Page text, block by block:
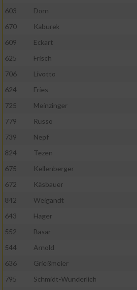
603
Dorn
670
Kaburek
609
Eckart
625
Frisch
706
Livotto
624
Fries
725
Meinzinger
779
Russo
739
Nepf
824
Tezen
675
Kellenberger
672
Käsbauer
842
Weigandt
643
Hager
552
Basar
544
Arnold
636
Grießmeier
795
Schmidt-Wunderlich